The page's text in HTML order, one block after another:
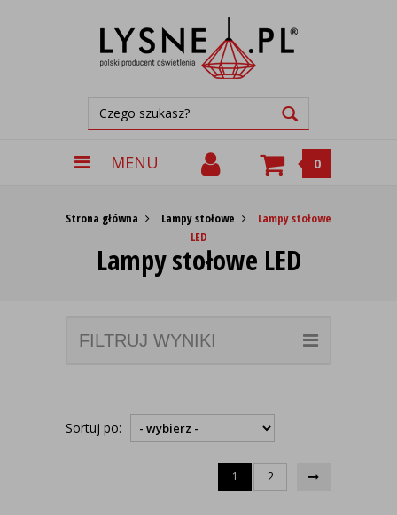
MENU 0
Strona główna Lampy stołowe
Lampy stołowe
LED
Lampy stołowe LED
FILTRUJ WYNIKI
Sortuj po:
1 2